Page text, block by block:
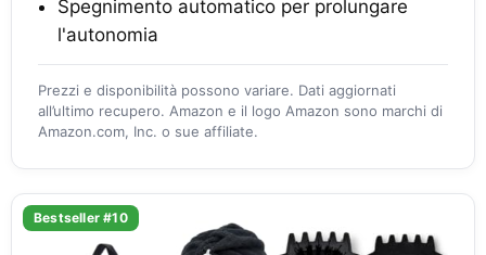
Spegnimento automatico per prolungare
l'autonomia
Prezzi e disponibilità possono variare. Dati aggiornati
all’ultimo recupero. Amazon e il logo Amazon sono marchi di
Amazon.com, Inc. o sue affiliate.
Bestseller #10